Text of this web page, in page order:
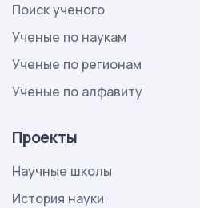
Поиск ученого
Ученые по наукам
Ученые по регионам
Ученые по алфавиту
Проекты
Научные школы
История науки